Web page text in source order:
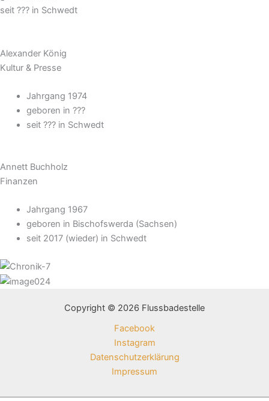
seit ??? in Schwedt
Alexander König
Kultur & Presse
Jahrgang 1974
geboren in ???
seit ??? in Schwedt
Annett Buchholz
Finanzen
Jahrgang 1967
geboren in Bischofswerda (Sachsen)
seit 2017 (wieder) in Schwedt
Copyright © 2026 Flussbadestelle
Facebook
Instagram
Datenschutz­erklärung
Impressum